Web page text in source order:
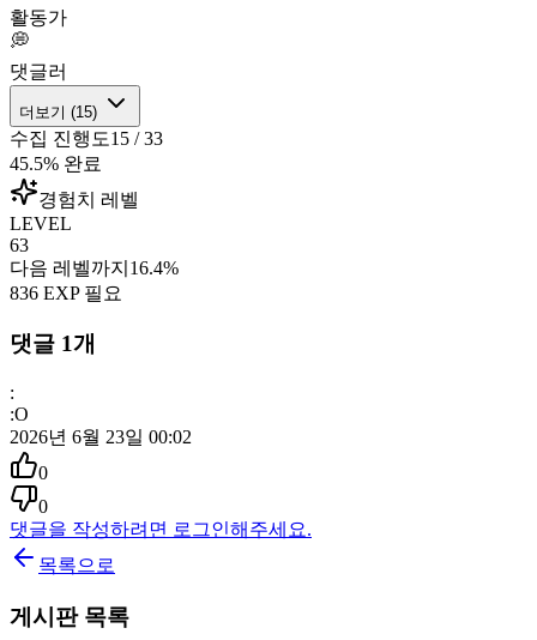
활동가
💭
댓글러
더보기 (15)
수집 진행도15 /33
45.5% 완료
경험치 레벨
LEVEL
63
다음 레벨까지 16.4%
836 EXP 필요
댓글 1개
:
:O
2026년 6월 23일 00:02
0
0
댓글을 작성하려면 로그인해주세요.
목록으로
게시판 목록